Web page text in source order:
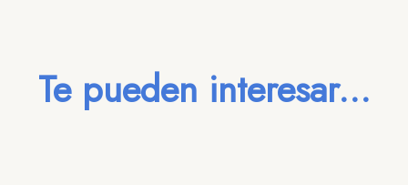
Te pueden interesar...